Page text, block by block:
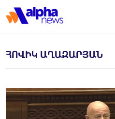
ՀՈՎԻԿ ԱՂԱԶԱՐՅԱՆ